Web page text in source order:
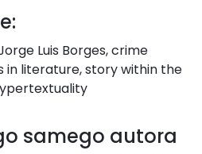
Luis Borges, crime
in literature, story within the
samego autora